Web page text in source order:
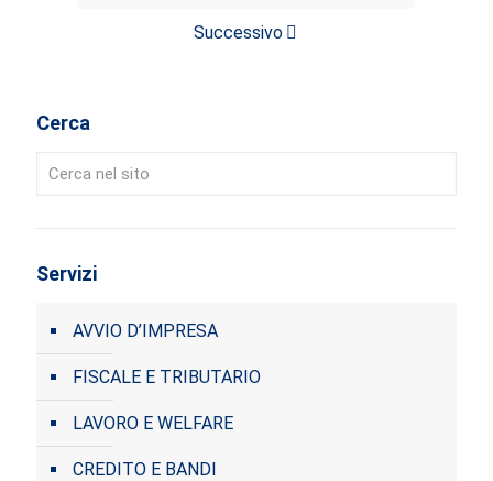
Successivo
Cerca
Servizi
AVVIO D’IMPRESA
FISCALE E TRIBUTARIO
LAVORO E WELFARE
CREDITO E BANDI